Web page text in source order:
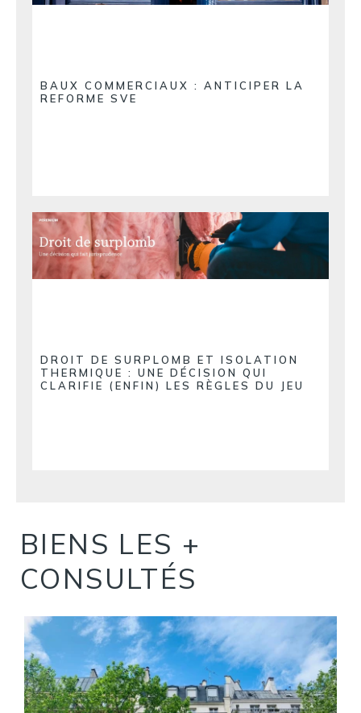
BAUX COMMERCIAUX : ANTICIPER LA
REFORME SVE
DROIT DE SURPLOMB ET ISOLATION
THERMIQUE : UNE DÉCISION QUI
CLARIFIE (ENFIN) LES RÈGLES DU JEU
BIENS LES +
CONSULTÉS